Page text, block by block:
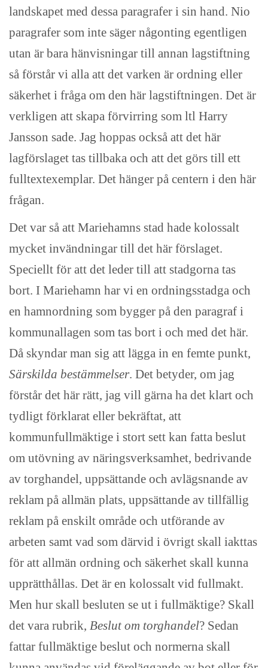
landskapet med dessa paragrafer i sin hand. Nio
paragrafer som inte säger någonting egentligen
utan är bara hänvisningar till annan lagstiftning
så förstår vi alla att det varken är ordning eller
säkerhet i fråga om den här lagstiftningen. Det är
verkligen att skapa förvirring som ltl Harry
Jansson sade. Jag hoppas också att det här
lagförslaget tas tillbaka och att det görs till ett
fulltextexemplar. Det hänger på centern i den här
frågan.
Det var så att Mariehamns stad hade kolossalt
mycket invändningar till det här förslaget.
Speciellt för att det leder till att stadgorna tas
bort. I Mariehamn har vi en ordningsstadga och
en hamnordning som bygger på den paragraf i
kommunallagen som tas bort i och med det här.
Då skyndar man sig att lägga in en femte punkt,
Särskilda bestämmelser. Det betyder, om jag
förstår det här rätt, jag vill gärna ha det klart och
tydligt förklarat eller bekräftat, att
kommunfullmäktige i stort sett kan fatta beslut
om utövning av näringsverksamhet, bedrivande
av torghandel, uppsättande och avlägsnande av
reklam på allmän plats, uppsättande av tillfällig
reklam på enskilt område och utförande av
arbeten samt vad som därvid i övrigt skall iakttas
för att allmän ordning och säkerhet skall kunna
upprätthållas. Det är en kolossalt vid fullmakt.
Men hur skall besluten se ut i fullmäktige? Skall
det vara rubrik, Beslut om torghandel? Sedan
fattar fullmäktige beslut och normerna skall